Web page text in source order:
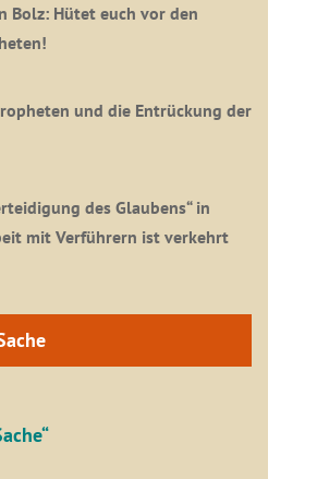
Bolz: Hütet euch vor den
und die Entrückung der
des Glaubens“ in
mit Verführern ist verkehrt